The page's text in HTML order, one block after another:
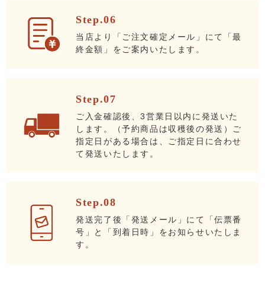
Step.06
当店より「ご注文確定メール」にて「最
終金額」をご案内いたします。
Step.07
ご入金確認後、3営業日以内に発送いた
します。（予約商品は収穫後の発送）ご
指定日がある場合は、ご指定日に合わせ
て発送いたします。
Step.08
発送完了後「発送メール」にて「伝票番
号」と「到着日時」をお知らせいたしま
す。